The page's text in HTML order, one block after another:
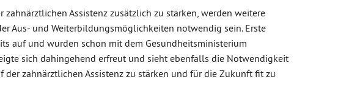
zahnärztlichen Assistenz zusätzlich zu stärken, werden weitere
Aus- und Weiterbildungsmöglichkeiten notwendig sein. Erste
auf und wurden schon mit dem Gesundheitsministerium
sich dahingehend erfreut und sieht ebenfalls die Notwendigkeit
der zahnärztlichen Assistenz zu stärken und für die Zukunft fit zu